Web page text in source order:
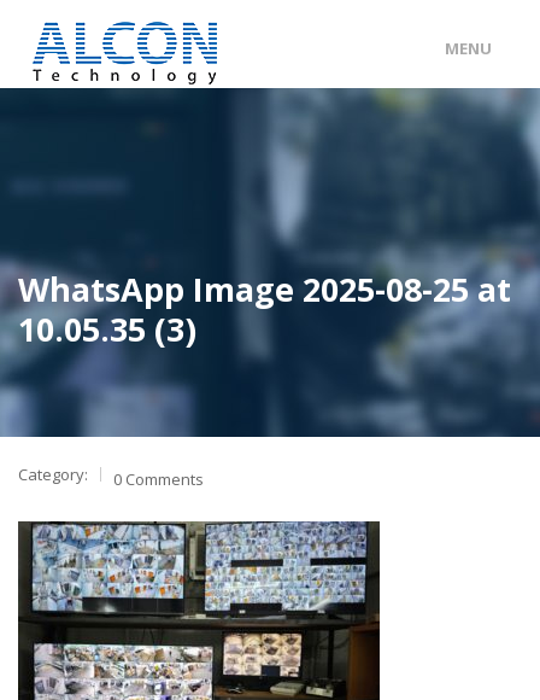
MENU
ENG / 中文
產品及服務
工程個案
聯絡我們
WhatsApp Image 2025-08-25 at
10.05.35 (3)
Category: 0 Comments